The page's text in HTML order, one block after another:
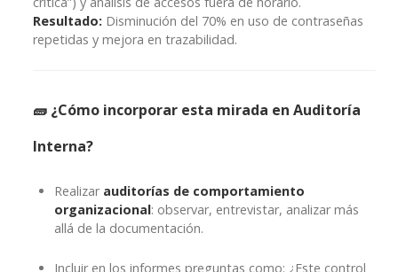
Resultado: Disminución del 70% en uso de contraseñas
repetidas y mejora en trazabilidad.
🧱 ¿Cómo incorporar esta mirada en Auditoría
Interna?
Realizar auditorías de comportamiento
organizacional: observar, entrevistar, analizar más
allá de la documentación.
Incluir en los informes preguntas como: ¿Este control